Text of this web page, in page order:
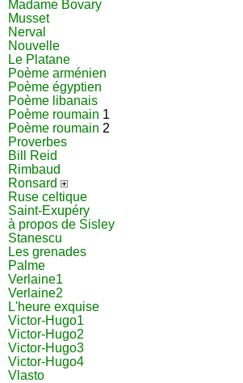
Madame Bovary
Musset
Nerval
Nouvelle
Le Platane
Poème arménien
Poème égyptien
Poème libanais
Poème roumain 1
Poème roumain 2
Proverbes
Bill Reid
Rimbaud
Ronsard
Ruse celtique
Saint-Exupéry
à propos de Sisley
Stanescu
Les grenades
Palme
Verlaine1
Verlaine2
L'heure exquise
Victor-Hugo1
Victor-Hugo2
Victor-Hugo3
Victor-Hugo4
Vlasto